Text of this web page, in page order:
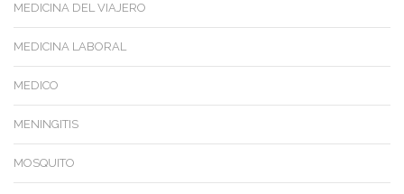
MEDICINA DEL VIAJERO
MEDICINA LABORAL
MEDICO
MENINGITIS
MOSQUITO